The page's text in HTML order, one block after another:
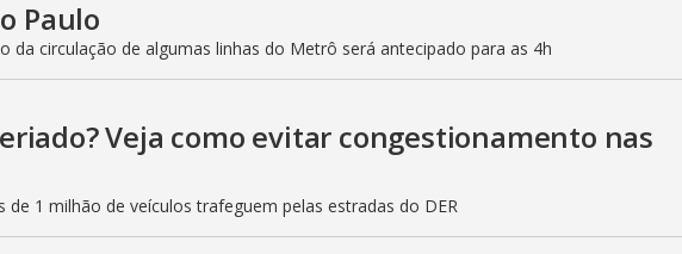
Paulo
da circulação de algumas linhas do Metrô será antecipado para as 4h
Veja como evitar congestionamento nas
de 1 milhão de veículos trafeguem pelas estradas do DER